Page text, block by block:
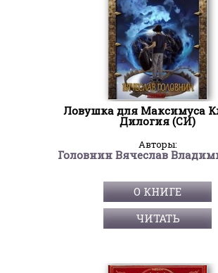
Ловушка для Максимуса
Дилогия (СИ)
Авторы:
Головнин Вячеслав
О КНИГЕ
ЧИТАТЬ